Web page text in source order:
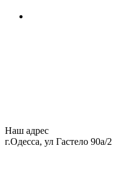
Наш адрес
г.Одесса, ул Гастело 90а/2